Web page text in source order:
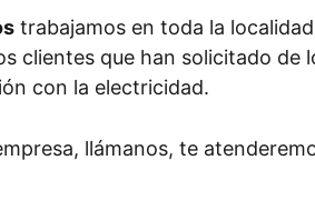
trabajamos en toda la
clientes que han solicitado
con la electricidad.
llámanos, te